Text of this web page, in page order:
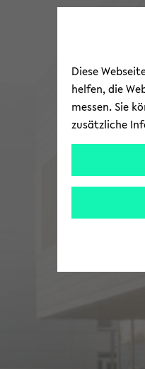
Diese
helfen, die
messen. Sie
zusätzliche